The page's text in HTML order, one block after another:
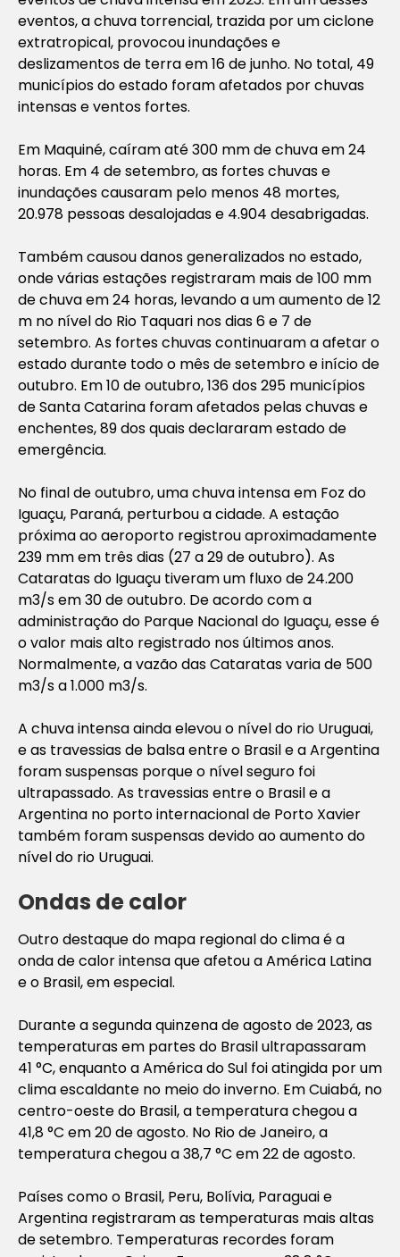
eventos, a chuva torrencial, trazida por um ciclone
extratropical, provocou inundações e
deslizamentos de terra em 16 de junho. No total, 49
municípios do estado foram afetados por chuvas
intensas e ventos fortes.
Em Maquiné, caíram até 300 mm de chuva em 24
horas. Em 4 de setembro, as fortes chuvas e
inundações causaram pelo menos 48 mortes,
20.978 pessoas desalojadas e 4.904 desabrigadas.
Também causou danos generalizados no estado,
onde várias estações registraram mais de 100 mm
de chuva em 24 horas, levando a um aumento de 12
m no nível do Rio Taquari nos dias 6 e 7 de
setembro. As fortes chuvas continuaram a afetar o
estado durante todo o mês de setembro e início de
outubro. Em 10 de outubro, 136 dos 295 municípios
de Santa Catarina foram afetados pelas chuvas e
enchentes, 89 dos quais declararam estado de
emergência.
No final de outubro, uma chuva intensa em Foz do
Iguaçu, Paraná, perturbou a cidade. A estação
próxima ao aeroporto registrou aproximadamente
239 mm em três dias (27 a 29 de outubro). As
Cataratas do Iguaçu tiveram um fluxo de 24.200
m3/s em 30 de outubro. De acordo com a
administração do Parque Nacional do Iguaçu, esse é
o valor mais alto registrado nos últimos anos.
Normalmente, a vazão das Cataratas varia de 500
m3/s a 1.000 m3/s.
A chuva intensa ainda elevou o nível do rio Uruguai,
e as travessias de balsa entre o Brasil e a Argentina
foram suspensas porque o nível seguro foi
ultrapassado. As travessias entre o Brasil e a
Argentina no porto internacional de Porto Xavier
também foram suspensas devido ao aumento do
nível do rio Uruguai.
Ondas de calor
Outro destaque do mapa regional do clima é a
onda de calor intensa que afetou a América Latina
e o Brasil, em especial.
Durante a segunda quinzena de agosto de 2023, as
temperaturas em partes do Brasil ultrapassaram
41 °C, enquanto a América do Sul foi atingida por um
clima escaldante no meio do inverno. Em Cuiabá, no
centro-oeste do Brasil, a temperatura chegou a
41,8 °C em 20 de agosto. No Rio de Janeiro, a
temperatura chegou a 38,7 °C em 22 de agosto.
Países como o Brasil, Peru, Bolívia, Paraguai e
Argentina registraram as temperaturas mais altas
de setembro. Temperaturas recordes foram